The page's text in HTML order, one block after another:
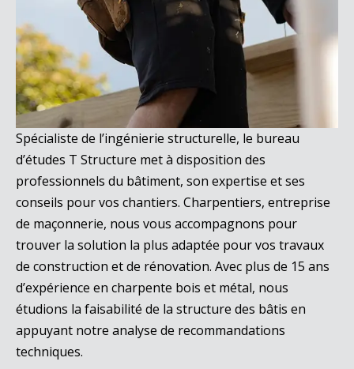
Spécialiste de l’ingénierie structurelle, le bureau
d’études T Structure met à disposition des
professionnels du bâtiment, son expertise et ses
conseils pour vos chantiers. Charpentiers, entreprise
de maçonnerie, nous vous accompagnons pour
trouver la solution la plus adaptée pour vos travaux
de construction et de rénovation. Avec plus de 15 ans
d’expérience en charpente bois et métal, nous
étudions la faisabilité de la structure des bâtis en
appuyant notre analyse de recommandations
techniques.